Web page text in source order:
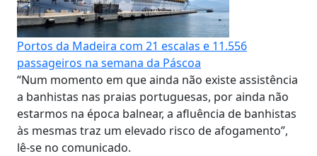
Portos da Madeira com 21 escalas e 11.556
passageiros na semana da Páscoa
“Num momento em que ainda não existe assistência
a banhistas nas praias portuguesas, por ainda não
estarmos na época balnear, a afluência de banhistas
às mesmas traz um elevado risco de afogamento”,
lê-se no comunicado.